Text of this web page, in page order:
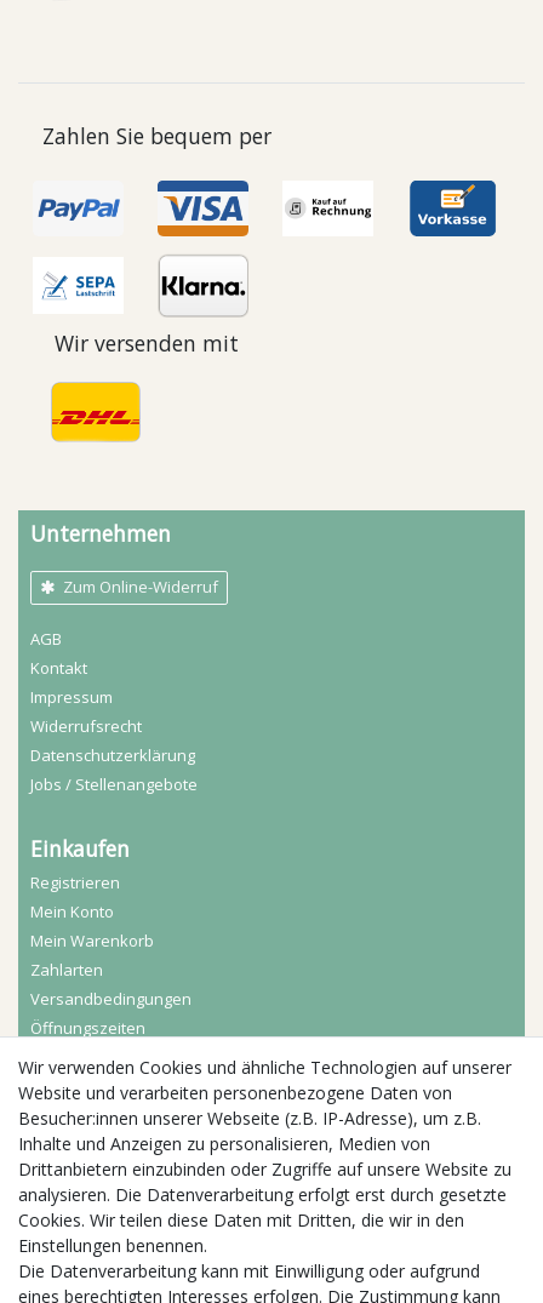
Zahlen Sie bequem per
Wir versenden mit
Unternehmen
Zum Online-Widerruf
AGB
Kontakt
Impressum
Widerrufs­recht
Daten­schutz­erklärung
Jobs / Stellenangebote
Einkaufen
Registrieren
Mein Konto
Mein Warenkorb
Zahlarten
Versandbedingungen
Öffnungszeiten
Aktuelles
Busgruppen
Kindergeburtstage
Kindergartenausflug
Schulklassenausflug
Zwillingsrabatt
Wir verwenden Cookies und ähnliche Technologien auf unserer
Website und verarbeiten personenbezogene Daten von
Besucher:innen unserer Webseite (z.B. IP-Adresse), um z.B.
Inhalte und Anzeigen zu personalisieren, Medien von
Drittanbietern einzubinden oder Zugriffe auf unsere Website zu
analysieren. Die Datenverarbeitung erfolgt erst durch gesetzte
Cookies. Wir teilen diese Daten mit Dritten, die wir in den
Einstellungen benennen.
Die Datenverarbeitung kann mit Einwilligung oder aufgrund
eines berechtigten Interesses erfolgen. Die Zustimmung kann